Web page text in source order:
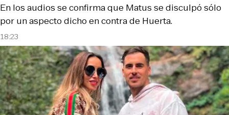
18:23
En los audios se confirma que Matus se disculpó sólo
por un aspecto dicho en contra de Huerta.